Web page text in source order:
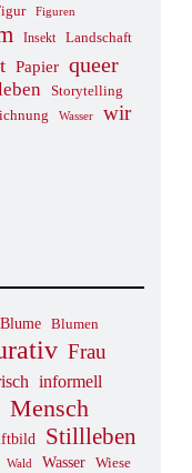
Figuren
Insekt Landschaft
Papier queer
Storytelling
Wasser wir
Blume Blumen
Frau
informell
Mensch
Stillleben
Wald Wasser Wiese